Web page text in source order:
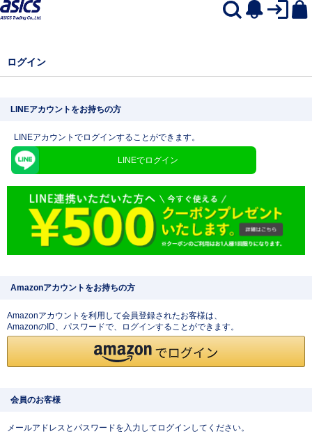
ログイン
LINEアカウントをお持ちの方
LINEアカウントでログインすることができます。
LINEでログイン
Amazonアカウントをお持ちの方
Amazonアカウントを利用して会員登録されたお客様は、
AmazonのID、パスワードで、ログインすることができます。
会員のお客様
メールアドレスとパスワードを入力してログインしてください。